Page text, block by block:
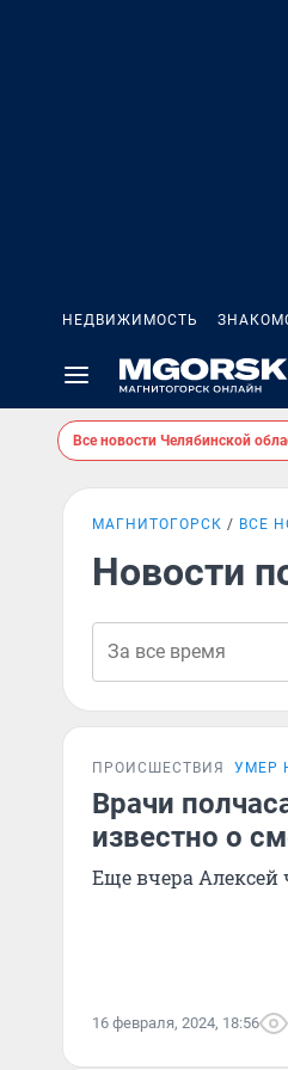
НЕДВИЖИМОСТЬ
Все новости Челябинской
МАГНИТОГОРСК ВСЕ
Новости
ПРОИСШЕСТВИЯ УМЕР
Врачи
известно о
Еще вчера Алексей
16 февраля, 2024, 18:56